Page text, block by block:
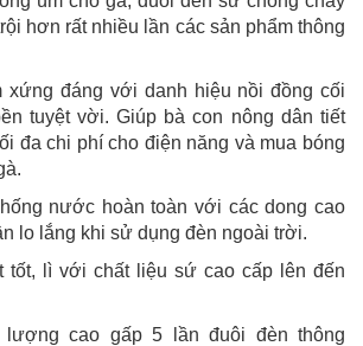
hơn rất nhiều lần các sản phẩm thông
xứng đáng với danh hiệu nồi đồng cối
tuyệt vời. Giúp bà con nông dân tiết
đa chi phí cho điện năng và mua bóng
nước hoàn toàn với các dong cao
lo lắng khi sử dụng đèn ngoài trời.
tốt, lì với chất liệu sứ cao cấp lên đến
lượng cao gấp 5 lần đuôi đèn thông